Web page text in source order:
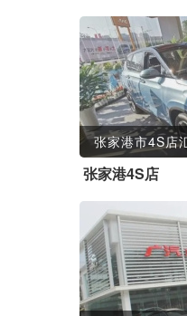
张家港市4S店
张家港4S店